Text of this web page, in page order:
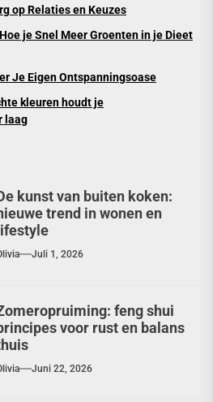
op Relaties en Keuzes
je Snel Meer Groenten in je Dieet
Je Eigen Ontspanningsoase
kleuren houdt je
laag
kunst van buiten koken:
trend in wonen en
Juli 1, 2026
feng shui
voor rust en balans
Juni 22, 2026